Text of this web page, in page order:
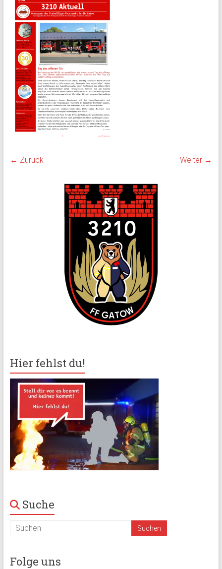
← Zurück Weiter →
Hier fehlst du!
Suche
Folge uns